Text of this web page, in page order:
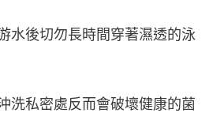
水後切勿長時間穿著濕透的泳
洗私密處反而會破壞健康的菌